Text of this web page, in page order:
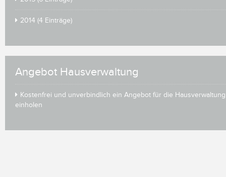
2014 (4 Einträge)
Angebot Hausverwaltung
Kostenfrei und unverbindlich ein Angebot für die Hausverwaltung
einholen